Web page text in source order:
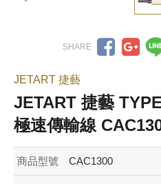
JETART 捷藝
JETART 捷藝
極速傳輸線
商品型號 CAC1300